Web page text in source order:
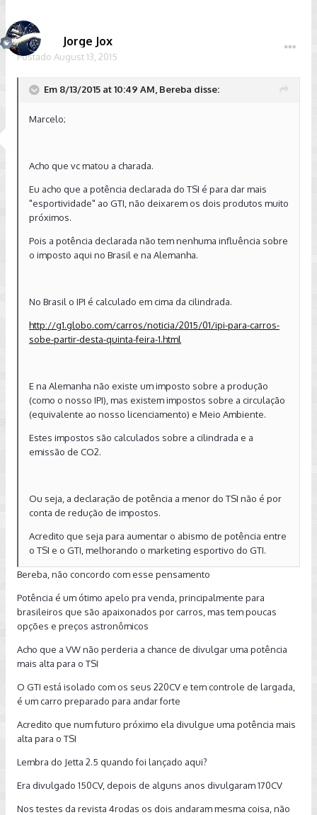
Jorge Jox
Postado August 13, 2015
Em 8/13/2015 at 10:49 AM, Bereba disse:
Marcelo;
Acho que vc matou a charada.
Eu acho que a potência declarada do TSI é para dar mais
"esportividade" ao GTI, não deixarem os dois produtos muito
próximos.
Pois a potência declarada não tem nenhuma influência sobre
o imposto aqui no Brasil e na Alemanha.
No Brasil o IPI é calculado em cima da cilindrada.
http://g1.globo.com/carros/noticia/2015/01/ipi-para-carros-
sobe-partir-desta-quinta-feira-1.html
E na Alemanha não existe um imposto sobre a produção
(como o nosso IPI), mas existem impostos sobre a circulação
(equivalente ao nosso licenciamento) e Meio Ambiente.
Estes impostos são calculados sobre a cilindrada e a
emissão de CO2.
Ou seja, a declaração de potência a menor do TSI não é por
conta de redução de impostos.
Acredito que seja para aumentar o abismo de potência entre
o TSI e o GTI, melhorando o marketing esportivo do GTI.
Bereba, não concordo com esse pensamento
Potência é um ótimo apelo pra venda, principalmente para
brasileiros que são apaixonados por carros, mas tem poucas
opções e preços astronômicos
Acho que a VW não perderia a chance de divulgar uma potência
mais alta para o TSI
O GTI está isolado com os seus 220CV e tem controle de largada,
é um carro preparado para andar forte
Acredito que num futuro próximo ela divulgue uma potência mais
alta para o TSI
Lembra do Jetta 2.5 quando foi lançado aqui?
Era divulgado 150CV, depois de alguns anos divulgaram 170CV
Nos testes da revista 4rodas os dois andaram mesma coisa, não